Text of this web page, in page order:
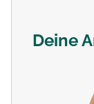
Deine